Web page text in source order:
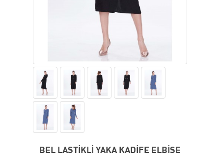
BEL LASTİKLİ YAKA KADİFE ELBİSE